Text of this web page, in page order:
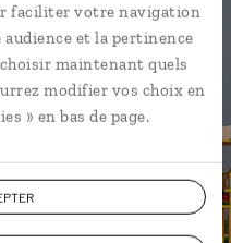
faciliter votre navigation
et la pertinence
maintenant quels
modifier vos choix en
» en bas de page.